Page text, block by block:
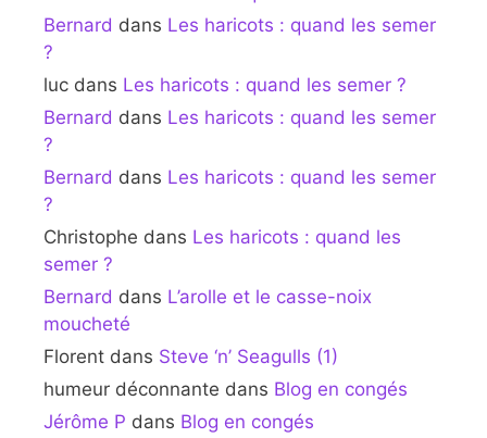
Bernard dans Les haricots : quand les semer
?
luc dans Les haricots : quand les semer ?
Bernard dans Les haricots : quand les semer
?
Bernard dans Les haricots : quand les semer
?
Christophe dans Les haricots : quand les
semer ?
Bernard dans L’arolle et le casse-noix
moucheté
Florent dans Steve ‘n’ Seagulls (1)
humeur déconnante dans Blog en congés
Jérôme P dans Blog en congés